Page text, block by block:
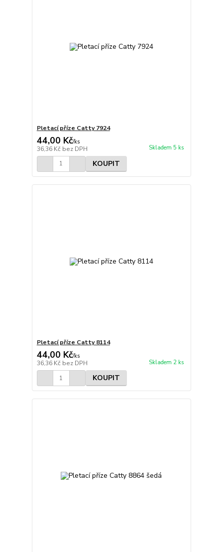
Pletací příze Catty 7924
44,00 Kč/ks
36,36 Kč bez DPH Skladem 5 ks
KOUPIT
Pletací příze Catty 8114
44,00 Kč/ks
36,36 Kč bez DPH Skladem 2 ks
KOUPIT